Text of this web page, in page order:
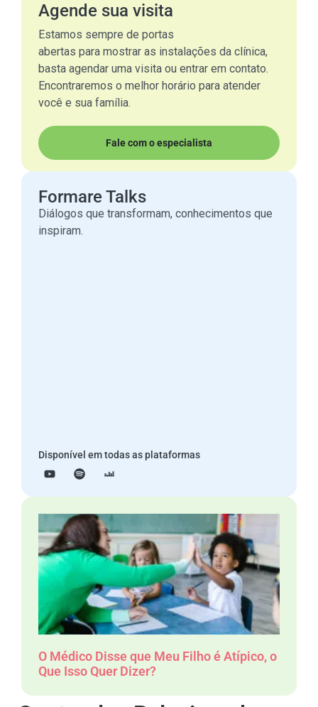
Agende sua visita
Estamos sempre de portas
abertas para mostrar as instalações da clínica,
basta agendar uma visita ou entrar em contato.
Encontraremos o melhor horário para atender
você e sua família.
Fale com o especialista
Formare Talks
Diálogos que transformam, conhecimentos que
inspiram.
Disponível em todas as plataformas
O Médico Disse que Meu Filho é Atípico, o
Que Isso Quer Dizer?